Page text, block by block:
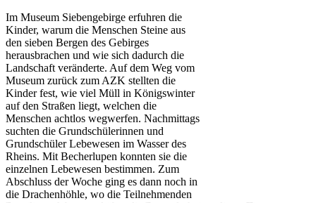
Im Museum Siebengebirge erfuhren die
Kinder, warum die Menschen Steine aus
den sieben Bergen des Gebirges
herausbrachen und wie sich dadurch die
Landschaft veränderte. Auf dem Weg vom
Museum zurück zum AZK stellten die
Kinder fest, wie viel Müll in Königswinter
auf den Straßen liegt, welchen die
Menschen achtlos wegwerfen. Nachmittags
suchten die Grundschülerinnen und
Grundschüler Lebewesen im Wasser des
Rheins. Mit Becherlupen konnten sie die
einzelnen Lebewesen bestimmen. Zum
Abschluss der Woche ging es dann noch in
die Drachenhöhle, wo die Teilnehmenden